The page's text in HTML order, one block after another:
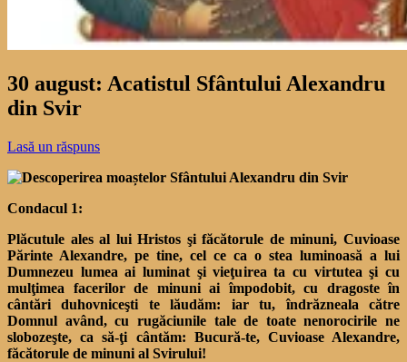
30 august: Acatistul Sfântului Alexandru
din Svir
Lasă un răspuns
Condacul 1:
Plăcutule ales al lui Hristos şi făcătorule de minuni, Cuvioase
Părinte Alexandre, pe tine, cel ce ca o stea luminoasă a lui
Dumnezeu lumea ai luminat şi vieţuirea ta cu virtutea şi cu
mulţimea facerilor de minuni ai împodobit, cu dragoste în
cântări duhovniceşti te lăudăm: iar tu, îndrăzneala către
Domnul având, cu rugăciunile tale de toate nenorocirile ne
slobozeşte, ca să-ţi cântăm: Bucură-te, Cuvioase Alexandre,
făcătorule de minuni al Svirului!